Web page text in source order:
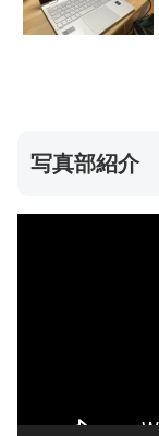
写真部紹介